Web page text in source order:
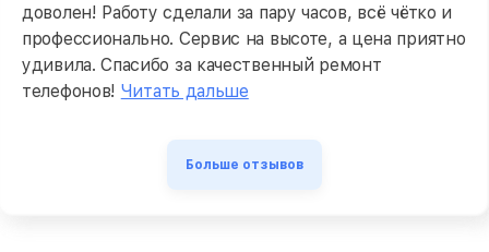
доволен! Работу сделали за пару часов, всё чётко и
профессионально. Сервис на высоте, а цена приятно
удивила. Спасибо за качественный ремонт
телефонов! Читать дальше
Больше отзывов